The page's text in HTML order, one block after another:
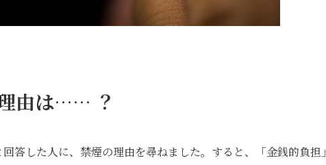
由は…… ？
答した人に、禁煙の理由を尋ねました。すると、「金銭的負担」